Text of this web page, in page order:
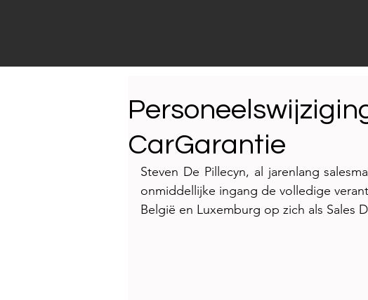
Reportages
CarGarantie
Steven De Pillecyn, al jarenlang
onmiddellijke ingang de volledige
België en Luxemburg op zich als Sales